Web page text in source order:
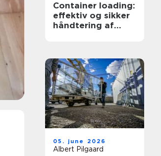
Container loading:
effektiv og sikker
håndtering af
05. june 2026
Albert Pilgaard